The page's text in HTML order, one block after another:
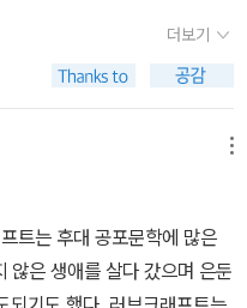
워드 필립스 러브크래프트,
크래프트: 크툴루의 부름 외
지, 2009년) * 하워드
《러브크래프트 전집 4》
인종 차별’ 히드라는 러브크
소설 속에서도 살고 있
품이다. 사실 러브크래프트
에 노덴스를 언급한 대목이
준 작가 중 한 사람이다. 《위
작품이 『던위치 호러』
. ‘The Inmost Light’는 정진
의 뇌’다. 그러나 번역이 좋지
들이 다니던 런던 구역의 주
비교하면, 정진영 씨의 번역
전에 나오는 기괴한 그림들이
를 검색하면 드라마 방영
, 환상을 소재로 한 드라마의
들은 음침하고 그로테스크하
혼자 걸으면서 그림과 관련
들려준다. 스티븐 스필버그
빠짐없이 챙겨볼 정도로 열
리우드에 진출하기 전에 TV드
리입니까?” 주인이 물었다.
득의양양하게 웃었다. 물론
기 싫어요. 이 방에서 비석을
듯이 쳐다보았다. 레오터는
알고 신이 났다. 확실히 미신
왔다. “이 비석은 회색 대리
(Mr. Whetmore)의 소유물
인데요.” 레오터가 냉정
5년 전에 정진영 씨는 러브크
작품이 바로 『사냥개(The
선》(책세상)에 수록되었고,
전집 4》에 수록되었다. 그
읽어보면, 문체가 확연히 다
what malign fatality were
I think it was
tales of one buried for fiv
더보기
은 생애를 살다 갔으며 은둔